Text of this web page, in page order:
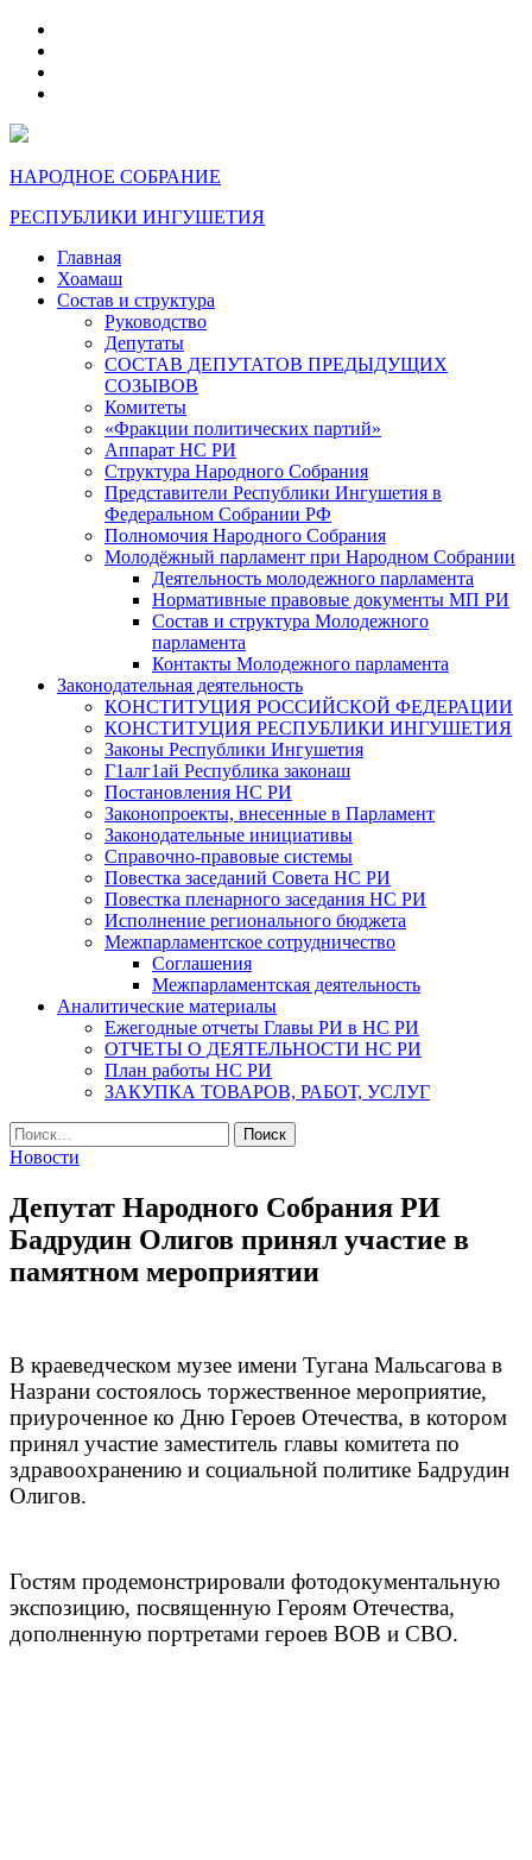
НАРОДНОЕ СОБРАНИЕ
РЕСПУБЛИКИ ИНГУШЕТИЯ
Главная
Хоамаш
Состав и структура
Руководство
Депутаты
СОСТАВ ДЕПУТАТОВ ПРЕДЫДУЩИХ
СОЗЫВОВ
Комитеты
«Фракции политических партий»
Аппарат НС РИ
Структура Народного Собрания
Представители Республики Ингушетия в
Федеральном Собрании РФ
Полномочия Народного Собрания
Молодёжный парламент при Народном Собрании
Деятельность молодежного парламента
Нормативные правовые документы МП РИ
Состав и структура Молодежного
парламента
Контакты Молодежного парламента
Законодательная деятельность
КОНСТИТУЦИЯ РОССИЙСКОЙ ФЕДЕРАЦИИ
КОНСТИТУЦИЯ РЕСПУБЛИКИ ИНГУШЕТИЯ
Законы Республики Ингушетия
Г1алг1ай Республика законаш
Постановления НС РИ
Законопроекты, внесенные в Парламент
Законодательные инициативы
Справочно-правовые системы
Повестка заседаний Совета НС РИ
Повестка пленарного заседания НС РИ
Исполнение регионального бюджета
Межпарламентское сотрудничество
Соглашения
Межпарламентская деятельность
Аналитические материалы
Ежегодные отчеты Главы РИ в НС РИ
ОТЧЕТЫ О ДЕЯТЕЛЬНОСТИ НС РИ
План работы НС РИ
ЗАКУПКА ТОВАРОВ, РАБОТ, УСЛУГ
Найти:
Новости
Депутат Народного Собрания РИ
Бадрудин Олигов принял участие в
памятном мероприятии
В краеведческом музее имени Тугана Мальсагова в
Назрани состоялось торжественное мероприятие,
приуроченное ко Дню Героев Отечества, в котором
принял участие заместитель главы комитета по
здравоохранению и социальной политике Бадрудин
Олигов.
Гостям продемонстрировали фотодокументальную
экспозицию, посвященную Героям Отечества,
дополненную портретами героев ВОВ и СВО.